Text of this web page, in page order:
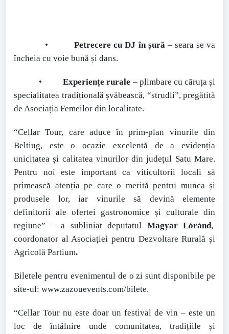
• Petrecere cu DJ în șură– seara se va
încheia cu voie bună și dans.
• Experiențe rurale – plimbare cu căruța și
specialitatea tradițională șvăbească, “strudli”, pregătită
de Asociația Femeilor din localitate.
“Cellar Tour, care aduce în prim-plan vinurile din
Beltiug, este o ocazie excelentă de a evidenția
unicitatea și calitatea vinurilor din județul Satu Mare.
Pentru noi este important ca viticultorii locali să
primească atenția pe care o merită pentru munca și
produsele lor, iar vinurile să devină elemente
definitorii ale ofertei gastronomice și culturale din
regiune” – a subliniat deputatul Magyar Lóránd,
coordonator al Asociației pentru Dezvoltare Rurală și
Agricolă Partium.
Biletele pentru evenimentul de o zi sunt disponibile pe
site-ul: www.zazouevents.com/bilete.
“Cellar Tour nu este doar un festival de vin – este un
loc de întâlnire unde comunitatea, tradițiile și